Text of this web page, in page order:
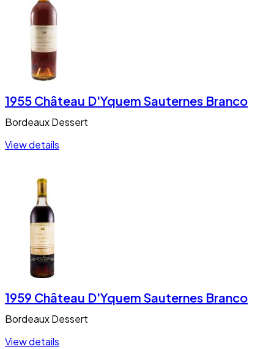
1955 Château D'Yquem Sauternes Branco
BordeauxDessert
View details
1959 Château D'Yquem Sauternes Branco
BordeauxDessert
View details